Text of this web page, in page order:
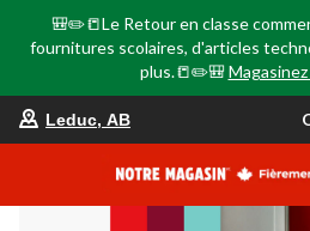
🎒✏️📒Le Retour en classe
fournitures scolaires, d'articles
plus.📒✏️🎒
est
AB,
Leduc, AB